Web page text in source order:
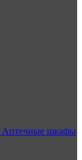
Аптечные шкафы